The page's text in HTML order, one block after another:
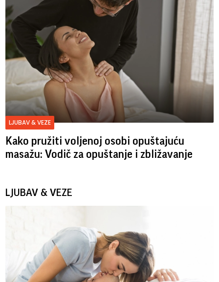
LJUBAV & VEZE
Kako pružiti voljenoj osobi opuštajuću
masažu: Vodič za opuštanje i zbližavanje
LJUBAV & VEZE